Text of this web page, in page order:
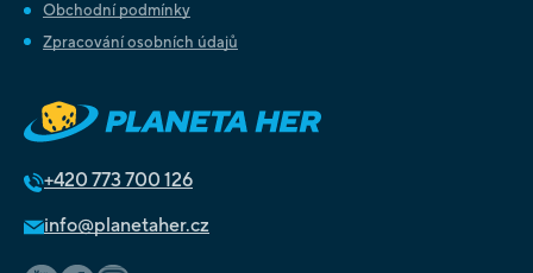
Obchodní podmínky
Zpracování osobních údajů
+420 773 700 126
info@planetaher.cz